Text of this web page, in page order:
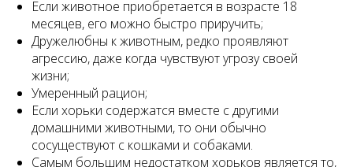
Если животное приобретается в возрасте 18
месяцев, его можно быстро приручить;
Дружелюбны к животным, редко проявляют
агрессию, даже когда чувствуют угрозу своей
жизни;
Умеренный рацион;
Если хорьки содержатся вместе с другими
домашними животными, то они обычно
сосуществуют с кошками и собаками.
Самым большим недостатком хорьков является то,